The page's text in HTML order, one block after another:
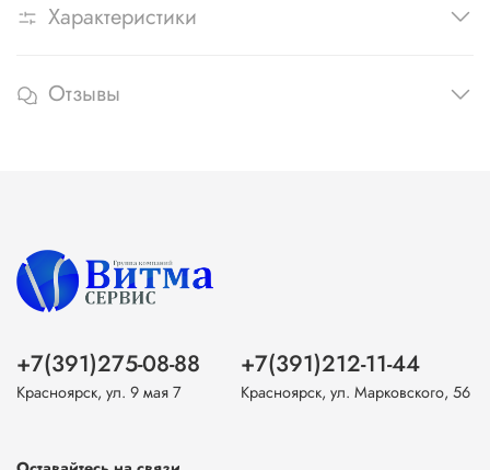
Характеристики
Отзывы
+7(391)275-08-88
Красноярск, ул. 9 мая 7
+7(391)212-11-44
Красноярск, ул. Марковского, 56